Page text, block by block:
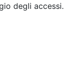
degli accessi.